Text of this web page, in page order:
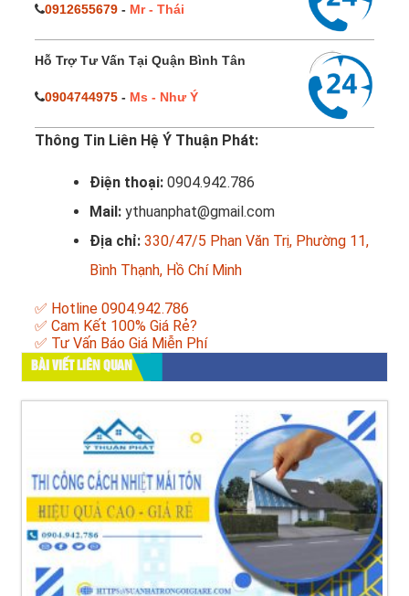
0912655679 - Mr - Thái
Hỗ Trợ Tư Vấn Tại Quận Bình Tân
0904744975 - Ms - Như Ý
Thông Tin Liên Hệ Ý Thuận Phát:
Điện thoại: 0904.942.786
Mail: ythuanphat@gmail.com
Địa chỉ: 330/47/5 Phan Văn Trị, Phường 11,
Bình Thạnh, Hồ Chí Minh
✅ Hotline 0904.942.786
✅ Cam Kết 100% Giá Rẻ?
✅ Tư Vấn Báo Giá Miễn Phí
BÀI VIẾT LIÊN QUAN